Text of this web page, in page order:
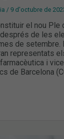
/ 9 d'octubre de
el nou Ple
de les
de setembre.
representats
i
de Barcelona